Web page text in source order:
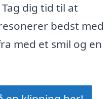
dig tid til at
bedst med
med et smil og en